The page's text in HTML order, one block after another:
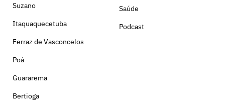
Suzano
Itaquaquecetuba
Ferraz de Vasconcelos
Poá
Guararema
Bertioga
Saúde
Podcast